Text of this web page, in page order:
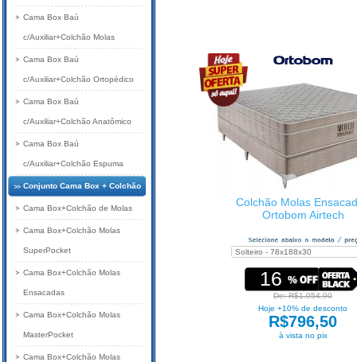
Colchão Molas
Ortobom Airtech
16
De: R$1.054,00
Hoje +10% de desconto
R$796,50
à vista no pix
Cama Box Baú
c/Auxiliar+Colchão Molas
Cama Box Baú
c/Auxiliar+Colchão Ortopédico
Cama Box Baú
c/Auxiliar+Colchão Anatômico
Cama Box Baú
c/Auxiliar+Colchão Espuma
Conjunto Cama Box + Colchão
Cama Box+Colchão de Molas
Cama Box+Colchão Molas
SuperPocket
Cama Box+Colchão Molas
Ensacadas
Cama Box+Colchão Molas
MasterPocket
Cama Box+Colchão Molas